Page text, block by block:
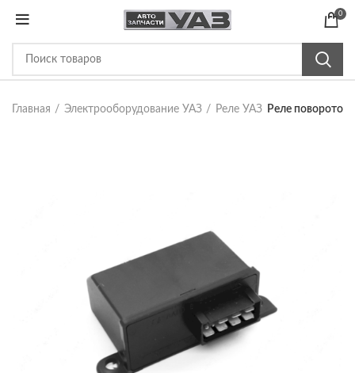
0
Главная Электрооборудование УАЗ Реле УАЗ Реле поворотов